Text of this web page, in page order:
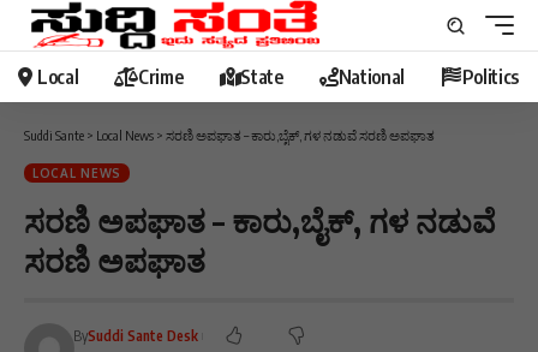
Local Crime State National Politics
Suddi Sante > Local News > ಸರಣಿ ಅಪಘಾತ – ಕಾರು,ಬೈಕ್, ಗಳ ನಡುವೆ ಸರಣಿ ಅಪಘಾತ
LOCAL NEWS
ಸರಣಿ ಅಪಘಾತ – ಕಾರು,ಬೈಕ್, ಗಳ ನಡುವೆ
ಸರಣಿ ಅಪಘಾತ
BySuddi Sante Desk